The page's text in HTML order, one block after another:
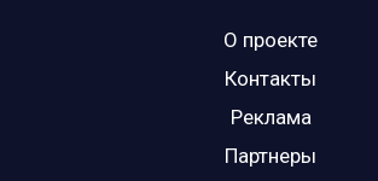
О проекте
Контакты
Реклама
Партнеры